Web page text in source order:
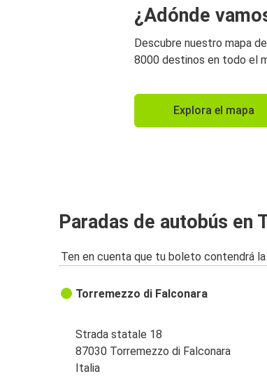
¿Adónde
Descubre nuestro mapa
8000 destinos en todo el
Explora el mapa
Paradas de autobús en
Ten en cuenta que tu boleto contendrá
Torremezzo di Falconara
Strada statale 18
87030 Torremezzo di Falconara
Italia